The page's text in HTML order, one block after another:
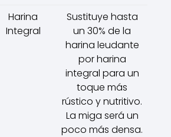
Harina
Integral
Sustituye hasta
un 30% de la
harina leudante
por harina
integral para un
toque más
rústico y nutritivo.
La miga será un
poco más densa.